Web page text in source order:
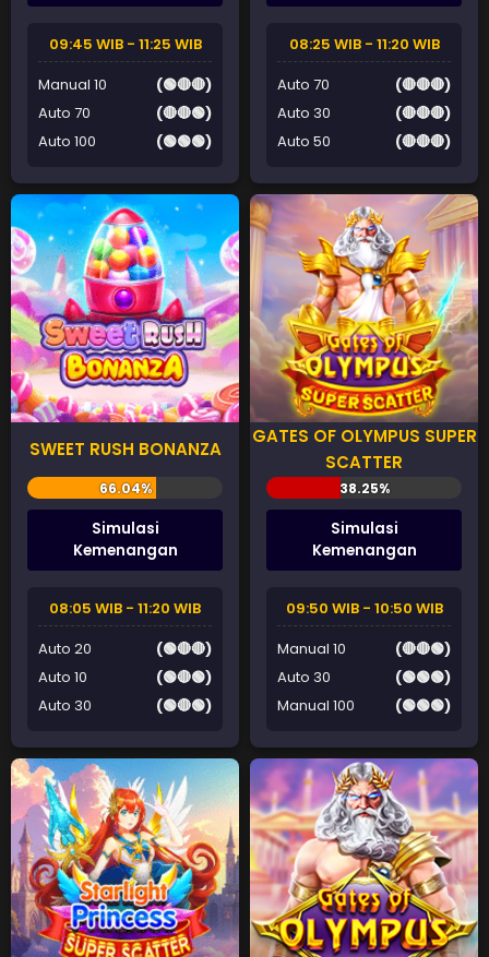
09:45 WIB - 11:25 WIB
Manual 10
(🟢🔴🔴)
Auto 70
(🔴🔴🟢)
Auto 100
(🟢🟢🟢)
08:25 WIB - 11:20 WIB
Auto 70
(🔴🔴🔴)
Auto 30
(🔴🔴🔴)
Auto 50
(🔴🔴🔴)
SWEET RUSH BONANZA
Simulasi
Kemenangan
08:05 WIB - 11:20 WIB
Auto 20
(🟢🔴🔴)
Auto 10
(🟢🔴🟢)
Auto 30
(🟢🔴🟢)
GATES OF OLYMPUS SUPER
SCATTER
Simulasi
Kemenangan
09:50 WIB - 10:50 WIB
Manual 10
(🔴🔴🟢)
Auto 30
(🟢🟢🟢)
Manual 100
(🟢🟢🟢)